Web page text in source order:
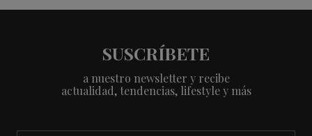
SUSCRÍBETE
a nuestro newsletter y recibe
actualidad, tendencias, lifestyle y más